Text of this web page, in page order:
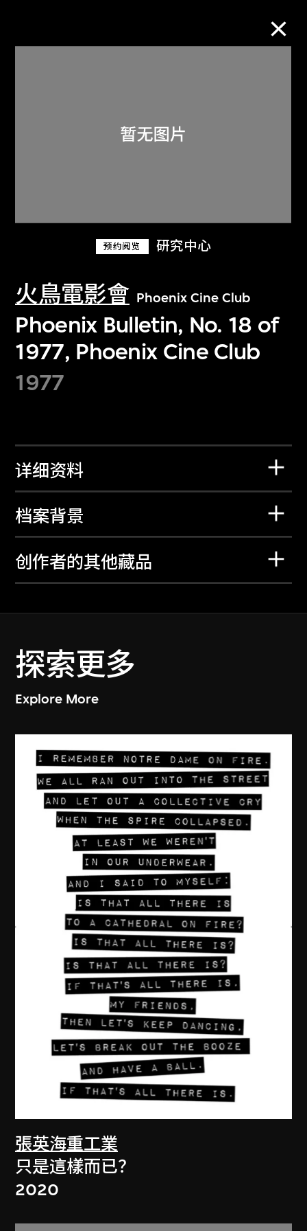
预约阅览 研究中心
火鳥電影會 Phoenix Cine Club
Phoenix Bulletin, No. 18 of
1977, Phoenix Cine Club
1977
详细资料
档案背景
创作者的其他藏品
探索更多
Explore More
張英海重工業
只是這樣而已？
2020
关于M+藏品
探索世界顶级的二十及二十一世纪视觉
文化藏品。